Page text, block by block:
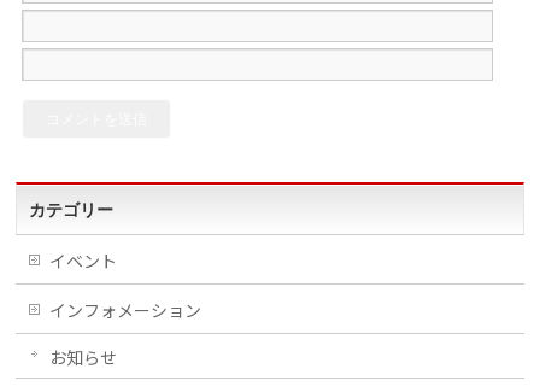
カテゴリー
イベント
インフォメーション
お知らせ